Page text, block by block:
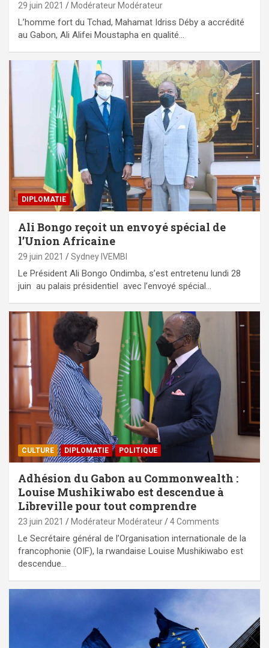
29 juin 2021 Modérateur Modérateur
L’homme fort du Tchad, Mahamat Idriss Déby a accrédité
au Gabon, Ali Alifei Moustapha en qualité…
DIPLOMATIE
Ali Bongo reçoit un envoyé spécial de
l’Union Africaine
29 juin 2021 Sydney IVEMBI
Le Président Ali Bongo Ondimba, s’est entretenu lundi 28
juin au palais présidentiel avec l’envoyé spécial…
CULTURE DIPLOMATIE POLITIQUE
Adhésion du Gabon au Commonwealth :
Louise Mushikiwabo est descendue à
Libreville pour tout comprendre
23 juin 2021 Modérateur Modérateur 4 Comments
Le Secrétaire général de l’Organisation internationale de la
francophonie (OIF), la rwandaise Louise Mushikiwabo est
descendue…